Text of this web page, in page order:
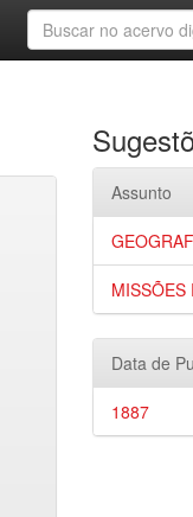
Assunto
MISSÕES
Data de
1887